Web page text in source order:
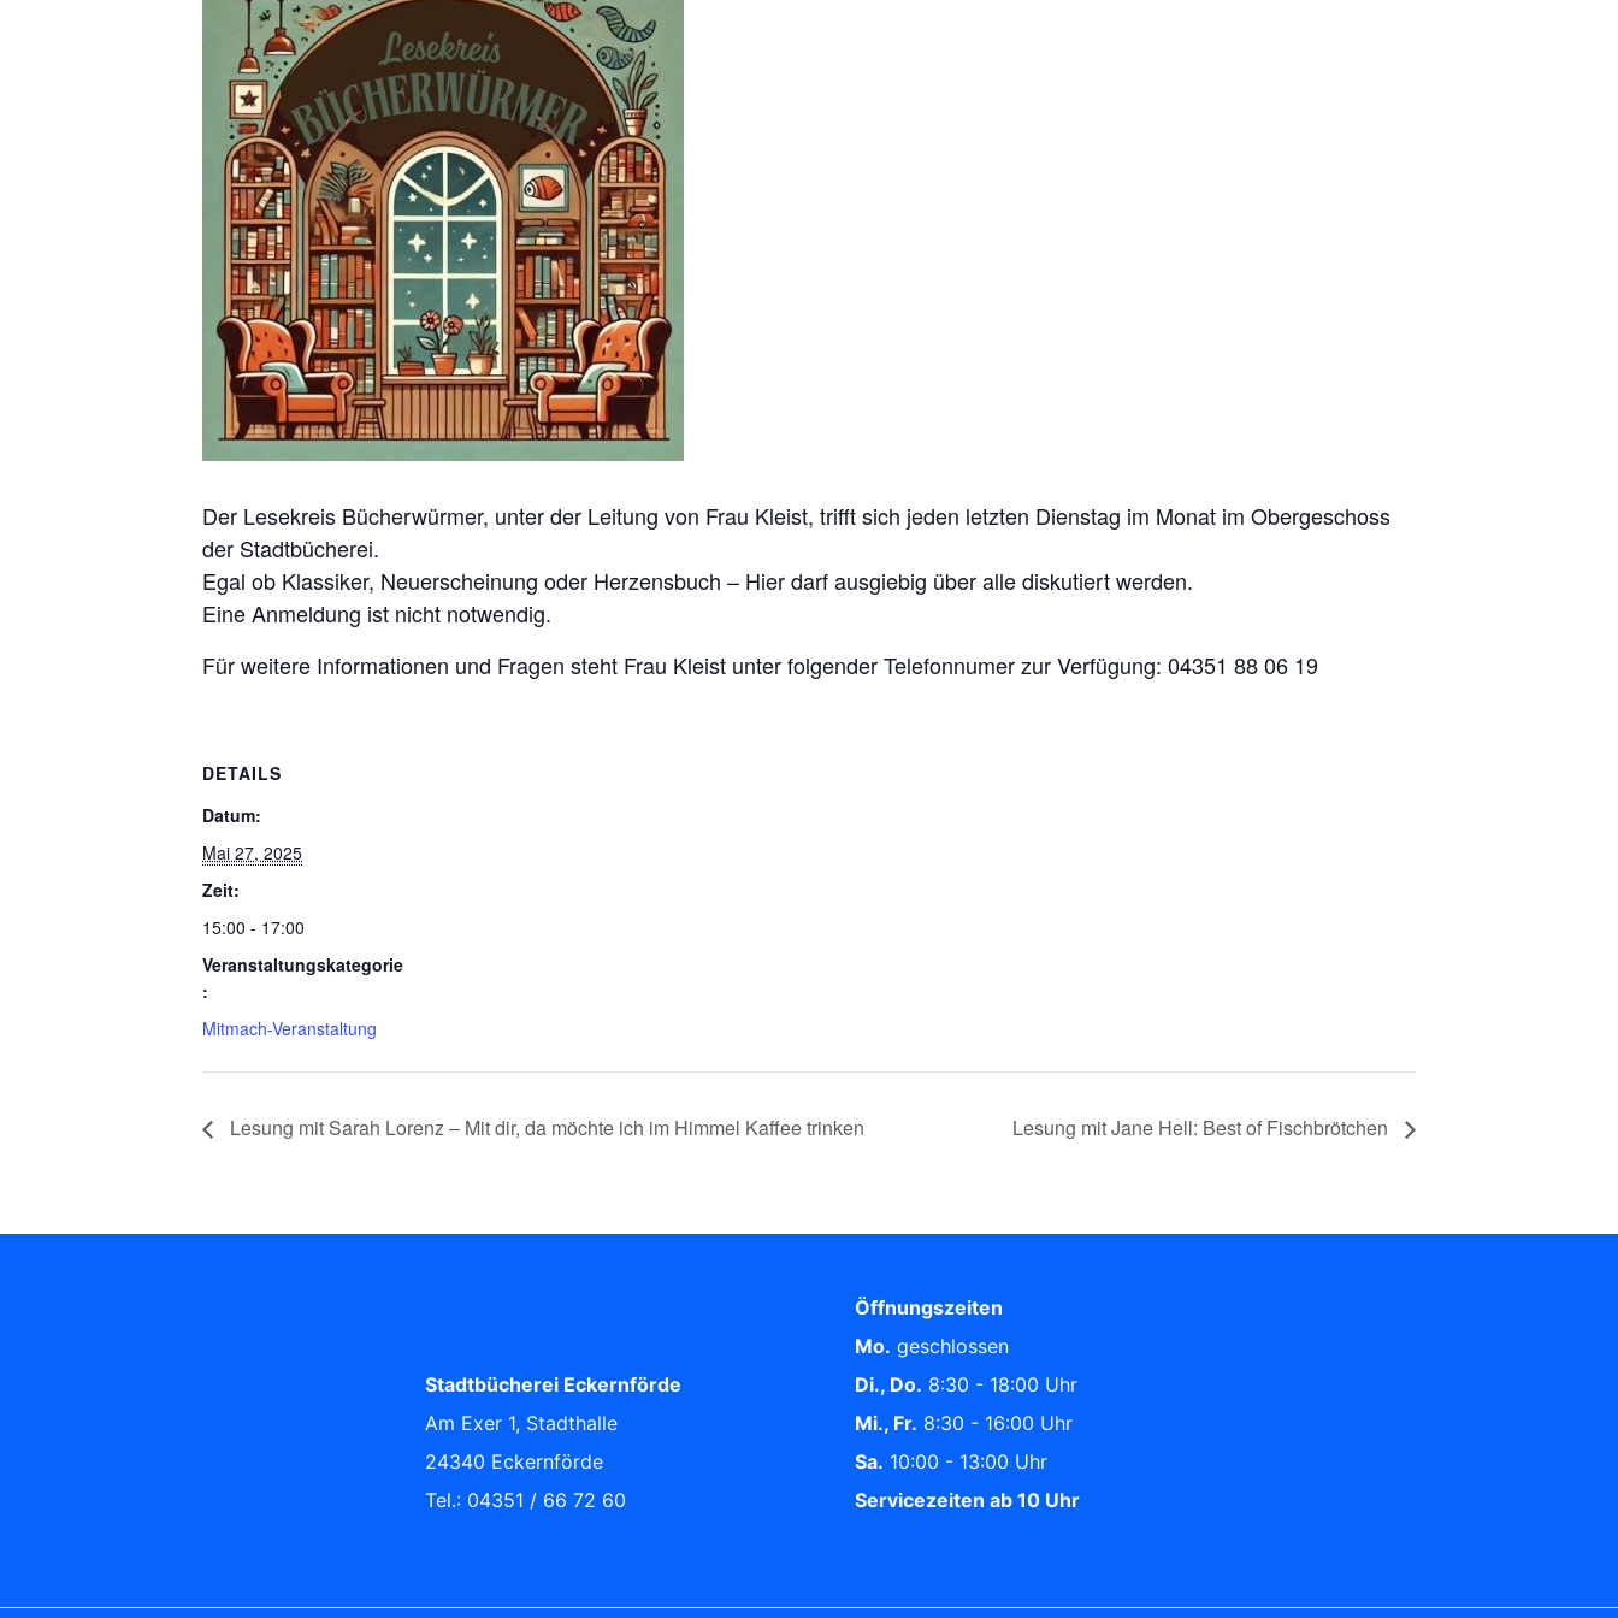
Der Lesekreis Bücherwürmer, unter der Leitung von Frau Kleist, trifft sich jeden letzten Dienstag im Monat im Obergeschoss
der Stadtbücherei.
Egal ob Klassiker, Neuerscheinung oder Herzensbuch – Hier darf ausgiebig über alle diskutiert werden.
Eine Anmeldung ist nicht notwendig.
Für weitere Informationen und Fragen steht Frau Kleist unter folgender Telefonnumer zur Verfügung: 04351 88 06 19
DETAILS
Datum:
Mai 27, 2025
Zeit:
15:00 - 17:00
Veranstaltungskategorie
:
Mitmach-Veranstaltung
Lesung mit Sarah Lorenz – Mit dir, da möchte ich im Himmel Kaffee trinken Lesung mit Jane Hell: Best of Fischbrötchen
Stadtbücherei Eckernförde
Am Exer 1, Stadthalle
24340 Eckernförde
Tel.: 04351 / 66 72 60
Öffnungszeiten
Mo. geschlossen
Di., Do. 8:30 - 18:00 Uhr
Mi., Fr. 8:30 - 16:00 Uhr
Sa. 10:00 - 13:00 Uhr
Servicezeiten ab 10 Uhr